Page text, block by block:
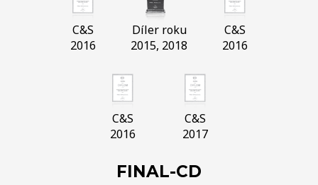
C&S
2016
Díler roku
2015, 2018
C&S
2016
C&S
2016
C&S
2017
FINAL-CD